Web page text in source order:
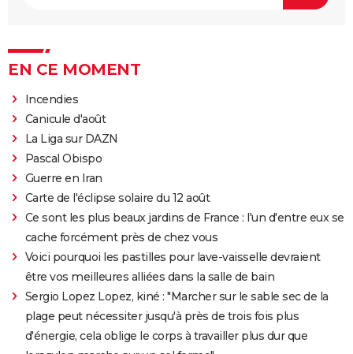
EN CE MOMENT
Incendies
Canicule d'août
La Liga sur DAZN
Pascal Obispo
Guerre en Iran
Carte de l'éclipse solaire du 12 août
Ce sont les plus beaux jardins de France : l'un d'entre eux se
cache forcément près de chez vous
Voici pourquoi les pastilles pour lave-vaisselle devraient
être vos meilleures alliées dans la salle de bain
Sergio Lopez Lopez, kiné : "Marcher sur le sable sec de la
plage peut nécessiter jusqu'à près de trois fois plus
d'énergie, cela oblige le corps à travailler plus dur que